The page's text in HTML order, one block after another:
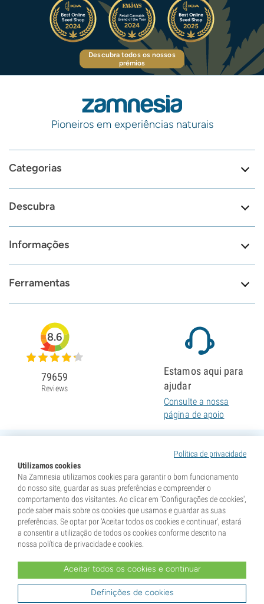
Descubra todos os nossos
prémios
Pioneiros em experiências naturais
Categorias
Descubra
Informações
Ferramentas
Política de privacidade
Utilizamos cookies
Na Zamnesia utilizamos cookies para garantir o bom funcionamento
do nosso site, guardar as suas preferências e compreender o
comportamento dos visitantes. Ao clicar em 'Configurações de cookies',
pode saber mais sobre os cookies que usamos e guardar as suas
preferências. Se optar por 'Aceitar todos os cookies e continuar', estará
a consentir a utilização de todos os cookies conforme descrito na
nossa política de privacidade e cookies.
Aceitar todos os cookies e continuar
Definições de cookies
8.6
79659
Reviews
Estamos aqui para
ajudar
Consulte a nossa
página de apoio
* As sementes são vendidas como itens de colecionismo. A germinação das sementes é ilegal em
seu país de residência e que conhece a legislação local. Ao mesmo tempo, isenta a Zamnesia de
qualquer responsabilidade caso aja fora das normas legais do seu país.